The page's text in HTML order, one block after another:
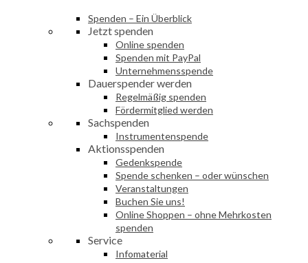
Spenden – Ein Überblick
Jetzt spenden
Online spenden
Spenden mit PayPal
Unternehmensspende
Dauerspender werden
Regelmäßig spenden
Fördermitglied werden
Sachspenden
Instrumentenspende
Aktionsspenden
Gedenkspende
Spende schenken – oder wünschen
Veranstaltungen
Buchen Sie uns!
Online Shoppen – ohne Mehrkosten
spenden
Service
Infomaterial